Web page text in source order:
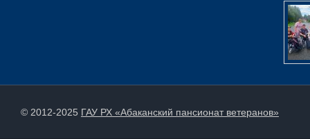
© 2012-2025 ГАУ РХ «Абаканский пансионат ветеранов»